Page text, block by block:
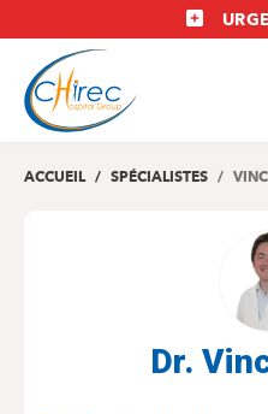
au
contenu
principal
ACCUEIL SPÉCIALISTES
Dr.